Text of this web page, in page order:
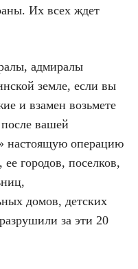
Их всех ждет
адмиралы
земле, если вы
и взамен возьмете
вашей
настоящую операцию
городов, поселков,
домов, детских
за эти 20